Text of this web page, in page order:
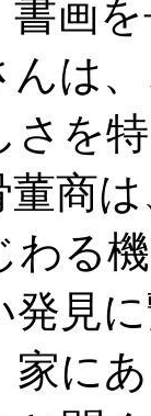
画
は
さを
商
わる
発見
家に